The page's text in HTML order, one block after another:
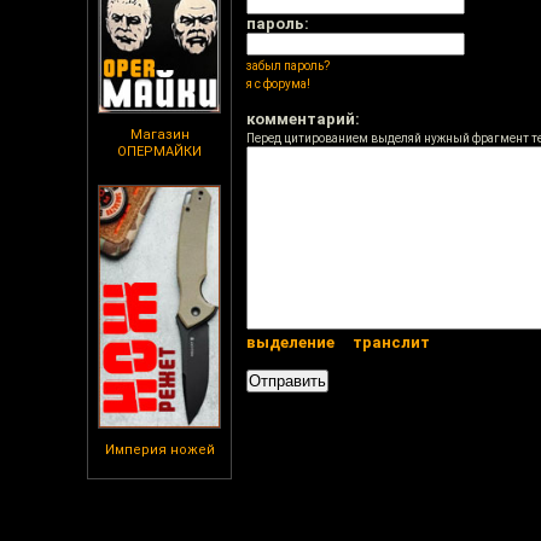
Магазин
ОПЕРМАЙКИ
Империя ножей
пароль:
забыл пароль?
я с форума!
комментарий:
Перед цитированием выделяй нужный фрагмент
выделение транслит